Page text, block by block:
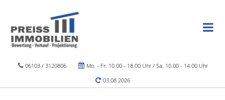
06103 / 3120806
Mo. - Fr. 10.00 - 18.00 Uhr / Sa. 10.00 - 14.00 Uhr
03.08.2026